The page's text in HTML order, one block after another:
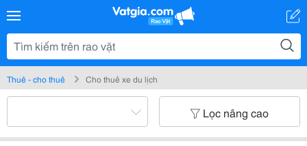
Thuê - cho thuê Cho thuê xe du lịch
Lọc nâng cao